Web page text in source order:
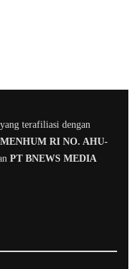
terafiliasi dengan
RI NO. AHU-
PT BNEWS MEDIA